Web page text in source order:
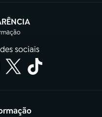
em nova aba)
sociais